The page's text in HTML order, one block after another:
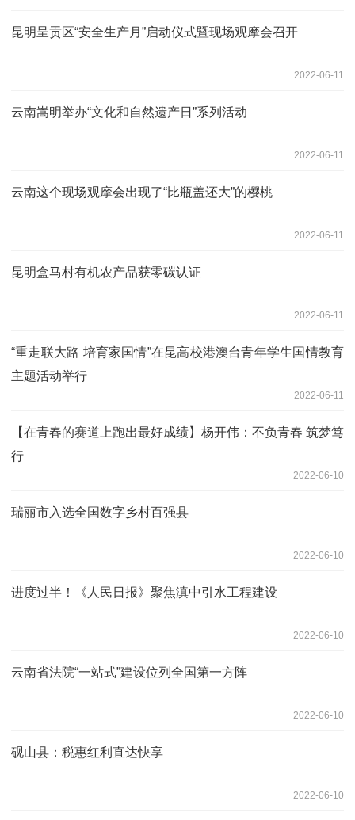
昆明呈贡区“安全生产月”启动仪式暨现场观摩会召开
2022-06-11
云南嵩明举办“文化和自然遗产日”系列活动
2022-06-11
云南这个现场观摩会出现了“比瓶盖还大”的樱桃
2022-06-11
昆明盒马村有机农产品获零碳认证
2022-06-11
“重走联大路 培育家国情”在昆高校港澳台青年学生国情教育
主题活动举行
2022-06-11
【在青春的赛道上跑出最好成绩】杨开伟：不负青春 筑梦笃
行
2022-06-10
瑞丽市入选全国数字乡村百强县
2022-06-10
进度过半！《人民日报》聚焦滇中引水工程建设
2022-06-10
云南省法院“一站式”建设位列全国第一方阵
2022-06-10
砚山县：税惠红利直达快享
2022-06-10